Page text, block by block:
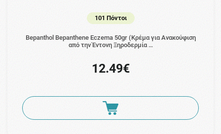
101 Πόντοι
Bepanthol Bepanthene Eczema 50gr (Κρέμα για Ανακούφιση
από την Έντονη Ξηροδερμία …
12.49€